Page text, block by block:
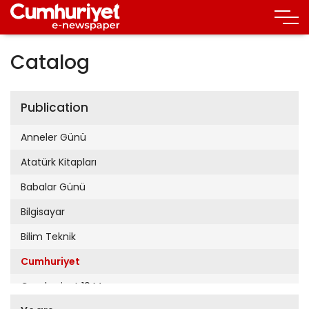
Catalog
Publication
Anneler Günü
Atatürk Kitapları
Babalar Günü
Bilgisayar
Bilim Teknik
Cumhuriyet
Cumhuriyet 19 Mayıs